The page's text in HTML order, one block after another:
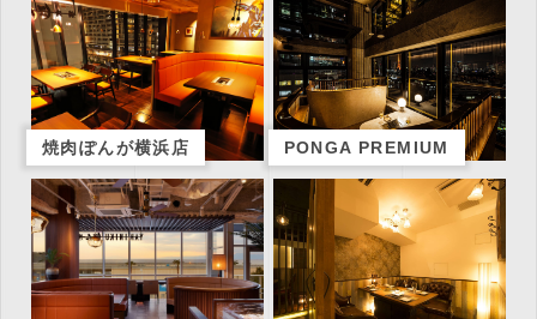
焼肉ぽんが横浜店 PONGA PREMIUM